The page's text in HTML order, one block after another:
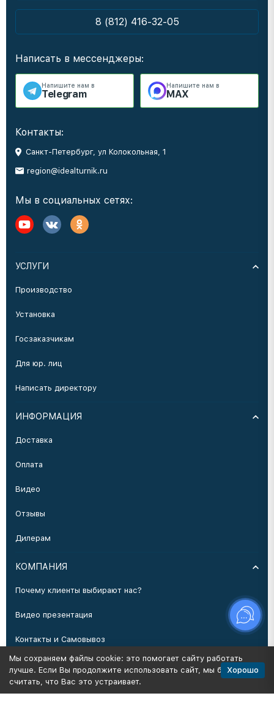
8 (812) 416-32-05
Написать в мессенджеры:
Напишите нам в
Telegram
Напишите нам в
MAX
Контакты:
Санкт-Петербург, ул Колокольная, 1
region@idealturnik.ru
Мы в социальных сетях:
УСЛУГИ
Производство
Установка
Госзаказчикам
Для юр. лиц
Написать директору
ИНФОРМАЦИЯ
Доставка
Оплата
Видео
Отзывы
Дилерам
КОМПАНИЯ
Почему клиенты выбирают нас?
Видео презентация
Контакты и Самовывоз
Производство
Мы сохраняем файлы cookie: это помогает сайту работать
лучше. Если Вы продолжите использовать сайт, мы будем
считать, что Вас это устраивает.
Хорошо